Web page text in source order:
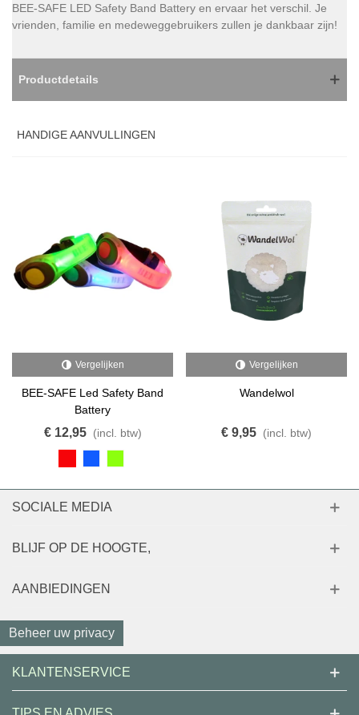
BEE-SAFE LED Safety Band Battery en ervaar het verschil. Je
vrienden, familie en medeweggebruikers zullen je dankbaar zijn!
Productdetails
HANDIGE AANVULLINGEN
Vergelijken
BEE-SAFE Led Safety Band
Battery
€ 12,95 (incl. btw)
Vergelijken
Wandelwol
€ 9,95 (incl. btw)
SOCIALE MEDIA
BLIJF OP DE HOOGTE,
AANBIEDINGEN
Beheer uw privacy
KLANTENSERVICE